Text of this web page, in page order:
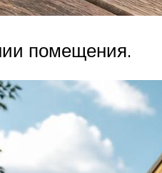
помещения.